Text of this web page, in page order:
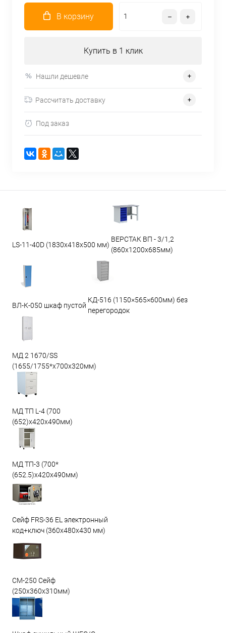
В корзину
Купить в 1 клик
Нашли дешевле
Рассчитать доставку
Под заказ
LS-11-40D (1830x418x500 мм)
ВЕРСТАК ВП - 3/1,2
(860х1200х685мм)
ВЛ-К-050 шкаф пустой
КД-516 (1150×565×600мм) без
перегородок
МД 2 1670/SS
(1655/1755*x700x320мм)
МД ТП L-4 (700
(652)x420x490мм)
МД ТП-3 (700*
(652.5)x420x490мм)
Сейф FRS-36 EL электронный
код+ключ (360x480x430 мм)
СМ-250 Сейф
(250х360х310мм)